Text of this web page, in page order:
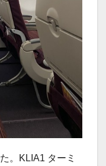
。KLIA1 ターミ